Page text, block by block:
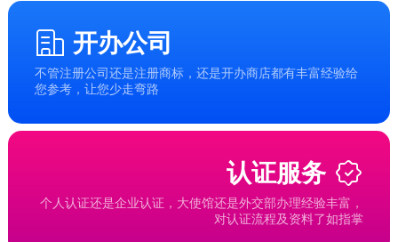
开办公司
不管注册公司还是注册商标，还是开办商店都有丰富经验给
您参考，让您少走弯路
认证服务
个人认证还是企业认证，大使馆还是外交部办理经验丰富，
对认证流程及资料了如指掌